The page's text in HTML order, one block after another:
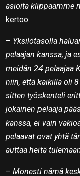
asioita klippaamme
kertoo.
– Yksilötasolla
pelaajan kanssa, ja
meidän 24 pelaajaa
niin, että kaikilla oli
sitten työskenteli
jokainen pelaaja
kanssa, ei vain
pelaavat ovat yhtä
auttaa heitä
–Monesti nämä